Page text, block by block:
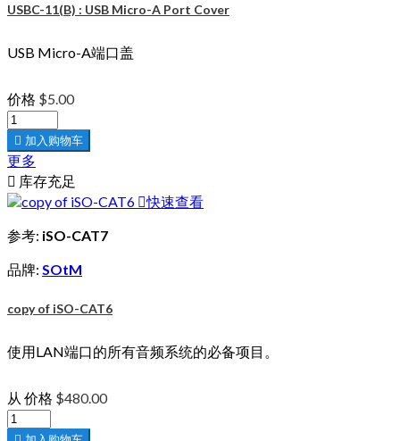
USBC-11(B) : USB Micro-A Port Cover
USB Micro-A端口盖
价格 $5.00
 加入购物车
更多
 库存充足
快速查看
参考: iSO-CAT7
品牌: SOtM
copy of iSO-CAT6
使用LAN端口的所有音频系统的必备项目。
从 价格 $480.00